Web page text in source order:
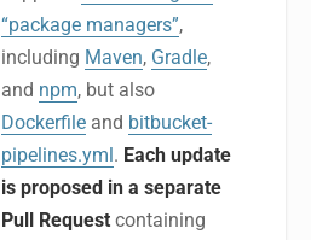
“package managers”,
including Maven, Gradle,
and npm, but also
Dockerfileand bitbucket-
pipelines.yml . Each update
is proposed in a separate
Pull Requestcontaining